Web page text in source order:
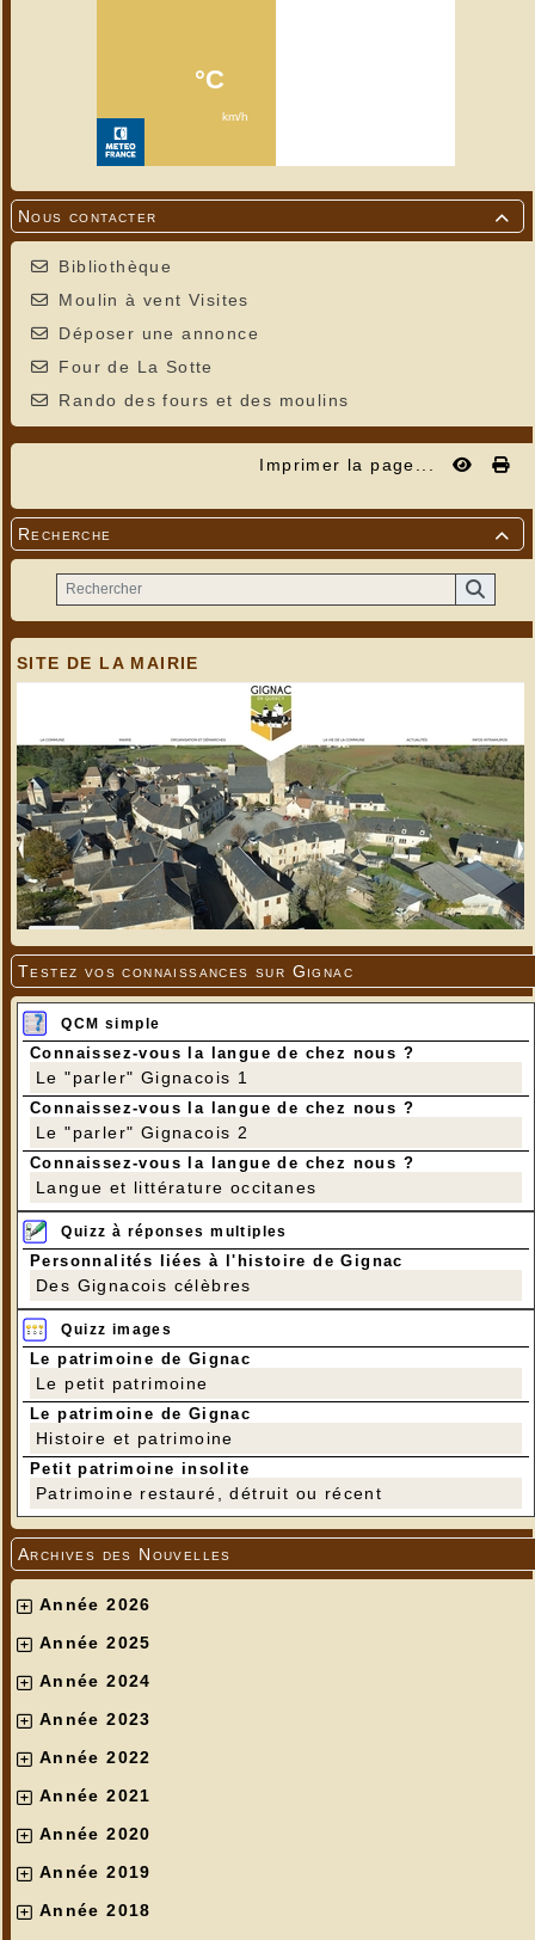

Nous contacter
Bibliothèque
Moulin à vent Visites
Déposer une annonce
Four de La Sotte
Rando des fours et des moulins
Imprimer la page...

Recherche
SITE DE LA MAIRIE
Testez vos connaissances sur Gignac
QCM simple
Connaissez-vous la langue de chez nous ?
Le "parler" Gignacois 1
Connaissez-vous la langue de chez nous ?
Le "parler" Gignacois 2
Connaissez-vous la langue de chez nous ?
Langue et littérature occitanes
Quizz à réponses multiples
Personnalités liées à l'histoire de Gignac
Des Gignacois célèbres
Quizz images
Le patrimoine de Gignac
Le petit patrimoine
Le patrimoine de Gignac
Histoire et patrimoine
Petit patrimoine insolite
Patrimoine restauré, détruit ou récent
Archives des Nouvelles
Année 2026
Année 2025
Année 2024
Année 2023
Année 2022
Année 2021
Année 2020
Année 2019
Année 2018